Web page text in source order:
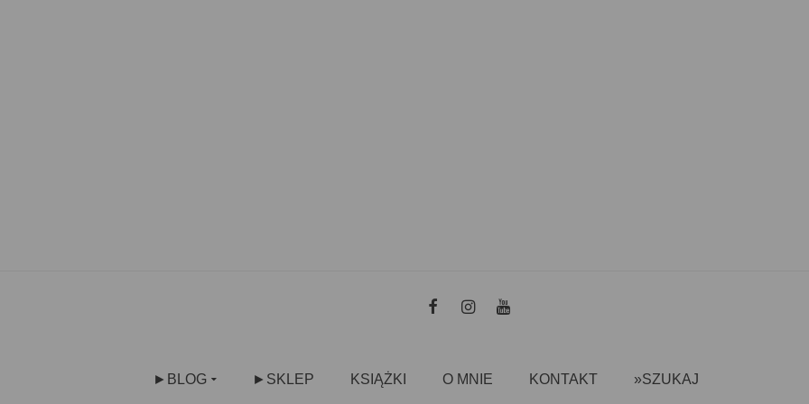
►BLOG ►SKLEP KSIĄŻKI O MNIE KONTAKT »SZUKAJ